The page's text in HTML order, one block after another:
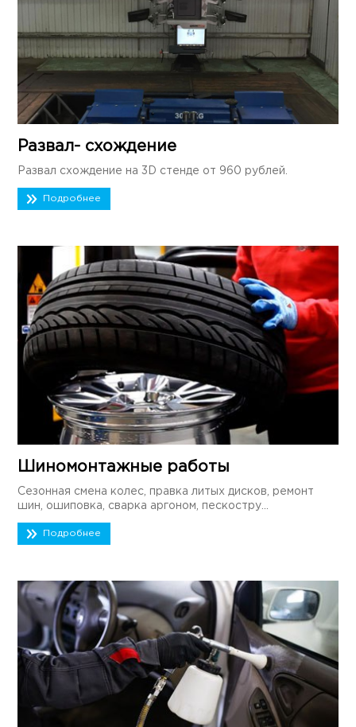
Развал- схождение
Развал схождение на 3D стенде от 960 рублей.
Подробнее
Шиномонтажные работы
Сезонная смена колес, правка литых дисков, ремонт
шин, ошиповка, сварка аргоном, пескостру...
Подробнее